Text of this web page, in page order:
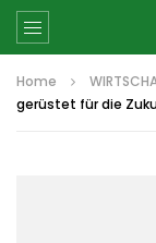
Home
gerüstet für die